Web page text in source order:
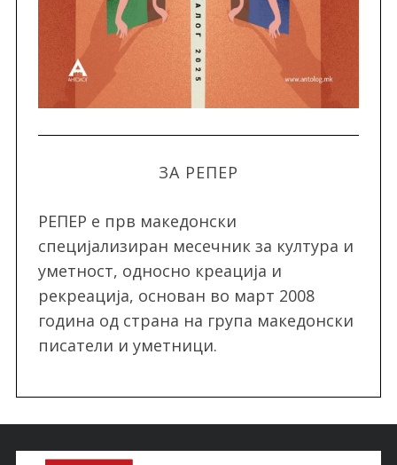
ЗА РЕПЕР
РЕПЕР e прв македонски
специјализиран месечник за култура и
уметност, односно креација и
рекреација, oснован во март 2008
година од страна на група македонски
писатели и уметници.